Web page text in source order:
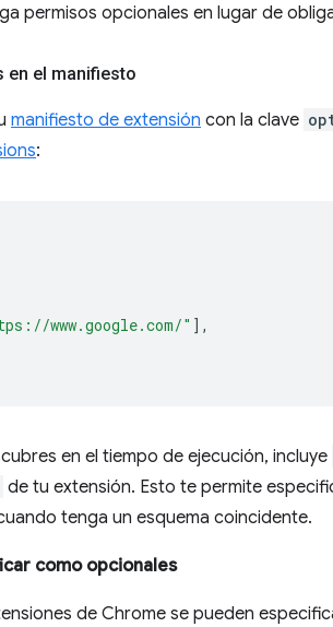
permisos opcionales en lugar de
en el manifiesto
manifiesto de extensión con la clave
:
www.google.com/" ],
en el tiempo de ejecución, incluye
de tu extensión. Esto te permite
tenga un esquema coincidente.
como opcionales
de Chrome se pueden